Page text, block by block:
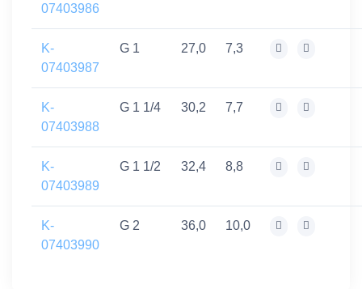
07403986
K-
07403987
G 1 27,0 7,3
K-
07403988
G 1 1/4 30,2 7,7
K-
07403989
G 1 1/2 32,4 8,8
K-
07403990
G 2 36,0 10,0